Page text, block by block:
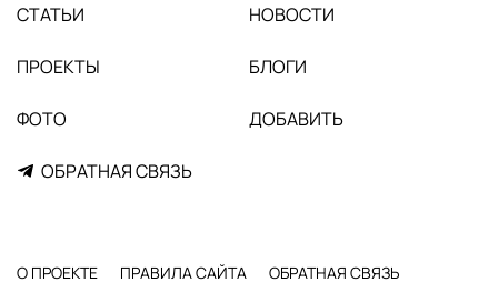
СТАТЬИ НОВОСТИ
ПРОЕКТЫ БЛОГИ
ФОТО ДОБАВИТЬ
ОБРАТНАЯ СВЯЗЬ
О ПРОЕКТЕ ПРАВИЛА САЙТА ОБРАТНАЯ СВЯЗЬ